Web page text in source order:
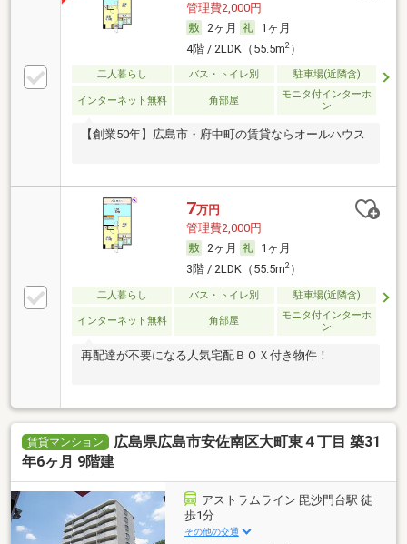
管理費2,000円
2ヶ月
1ヶ月
4階 / 2LDK（55.5m2）
二人暮らし バス・トイレ別 駐車場(近隣含)
インターネット無料 角部屋
モニタ付インターホ
ン
【創業50年】広島市・府中町の賃貸ならオールハウス
7万円
管理費2,000円
2ヶ月
1ヶ月
3階 / 2LDK（55.5m2）
二人暮らし バス・トイレ別 駐車場(近隣含)
インターネット無料 角部屋
モニタ付インターホ
ン
再配達が不要になる人気宅配ＢＯＸ付き物件！
賃貸マンション
広島県広島市安佐南区大町東４丁目 築31
年6ヶ月 9階建
アストラムライン 毘沙門台駅 徒
歩1分
その他の交通